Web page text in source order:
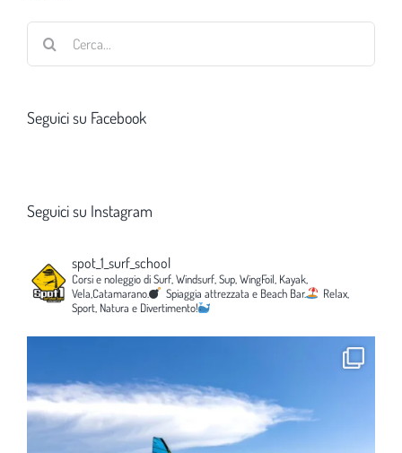
Seguici su Facebook
Seguici su Instagram
spot_1_surf_school
Corsi e noleggio di Surf, Windsurf, Sup, WingFoil, Kayak,
Vela,Catamarano.
Spiaggia attrezzata e Beach Bar.
Relax,
Sport, Natura e Divertimento!